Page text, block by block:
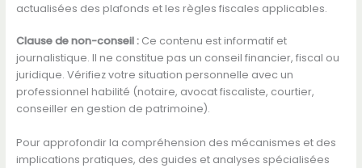
actualisées des plafonds et les règles fiscales applicables.
Clause de non-conseil :Ce contenu est informatif et
journalistique. Il ne constitue pas un conseil financier, fiscal ou
juridique. Vérifiez votre situation personnelle avec un
professionnel habilité (notaire, avocat fiscaliste, courtier,
conseiller en gestion de patrimoine).
Pour approfondir la compréhension des mécanismes et des
implications pratiques, des guides et analyses spécialisées